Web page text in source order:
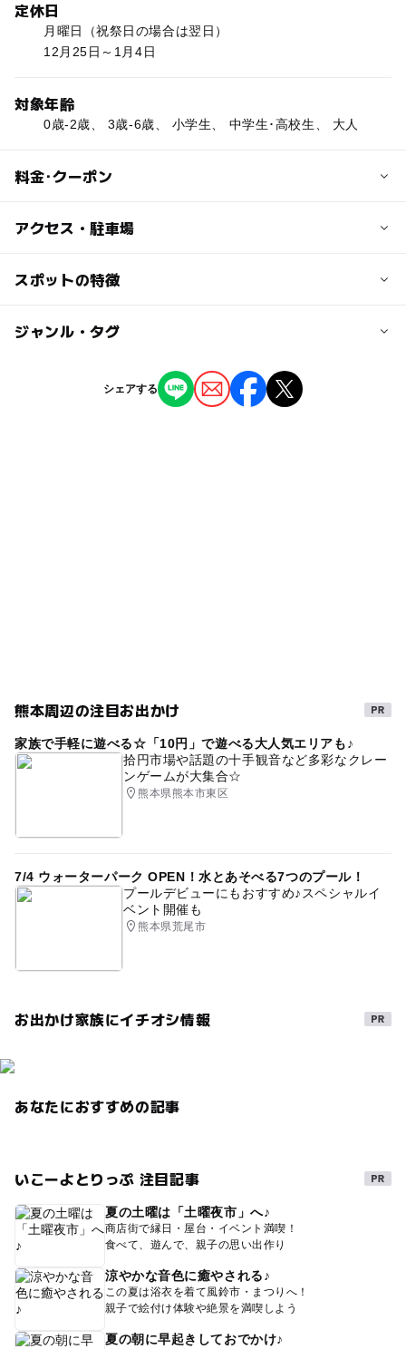
定休日
月曜日（祝祭日の場合は翌日）
12月25日～1月4日
対象年齢
0歳-2歳、 3歳-6歳、 小学生、 中学生･高校生、 大人
料金･クーポン
子供の料金
アクセス・駐車場
交通アクセス
菊水I.C.より車で約45分
シーで約5分
県立装飾古墳館より車で … 約20分
スポットの特徴
駐車場あり ー
ー 託児所
ジャンル・タグ
シェアする
熊本周辺の注目お出かけ
家族で手軽に遊べる☆「10円」で遊べる大人気エリアも♪
拾円市場や話題の十手観音など多彩なクレー
ンゲームが大集合☆
熊本県熊本市東区
7/4 ウォーターパーク OPEN！水とあそべる7つのプール！
プールデビューにもおすすめ♪スペシャルイ
ベント開催も
熊本県荒尾市
お出かけ家族にイチオシ情報
あなたにおすすめの記事
いこーよとりっぷ 注目記事
夏の土曜は「土曜夜市」へ♪
商店街で縁日・屋台・イベント満喫！
食べて、遊んで、親子の思い出作り
涼やかな音色に癒やされる♪
この夏は浴衣を着て風鈴市・まつりへ！
親子で絵付け体験や絶景を満喫しよう
夏の朝に早起きしておでかけ♪